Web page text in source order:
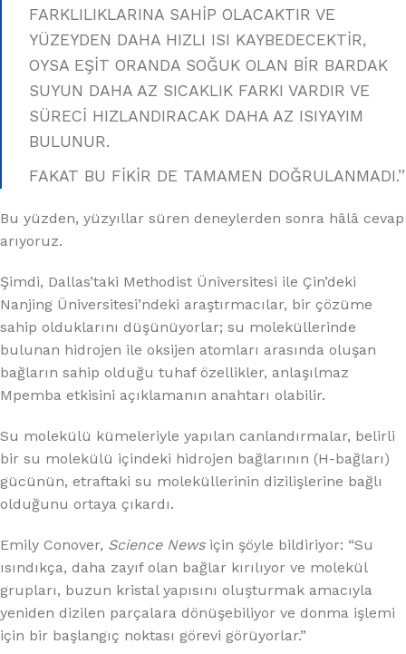
FARKLILIKLARINA SAHİP OLACAKTIR VE
YÜZEYDEN DAHA HIZLI ISI KAYBEDECEKTİR,
OYSA EŞİT ORANDA SOĞUK OLAN BİR BARDAK
SUYUN DAHA AZ SICAKLIK FARKI VARDIR VE
SÜRECİ HIZLANDIRACAK DAHA AZ ISIYAYIM
BULUNUR.
FAKAT BU FİKİR DE TAMAMEN DOĞRULANMADI.”
Bu yüzden, yüzyıllar süren deneylerden sonra hâlâ cevap
arıyoruz.
Şimdi, Dallas’taki Methodist Üniversitesi ile Çin’deki
Nanjing Üniversitesi’ndeki araştırmacılar, bir çözüme
sahip olduklarını düşünüyorlar; su moleküllerinde
bulunan hidrojen ile oksijen atomları arasında oluşan
bağların sahip olduğu tuhaf özellikler, anlaşılmaz
Mpemba etkisini açıklamanın anahtarı olabilir.
Su molekülü kümeleriyle yapılan canlandırmalar, belirli
bir su molekülü içindeki hidrojen bağlarının (H-bağları)
gücünün, etraftaki su moleküllerinin dizilişlerine bağlı
olduğunu ortaya çıkardı.
Emily Conover, Science Newsiçin şöyle bildiriyor: “Su
ısındıkça, daha zayıf olan bağlar kırılıyor ve molekül
grupları, buzun kristal yapısını oluşturmak amacıyla
yeniden dizilen parçalara dönüşebiliyor ve donma işlemi
için bir başlangıç noktası görevi görüyorlar.”